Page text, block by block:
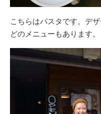
こちらはパスタです。デ
どのメニューもあります。